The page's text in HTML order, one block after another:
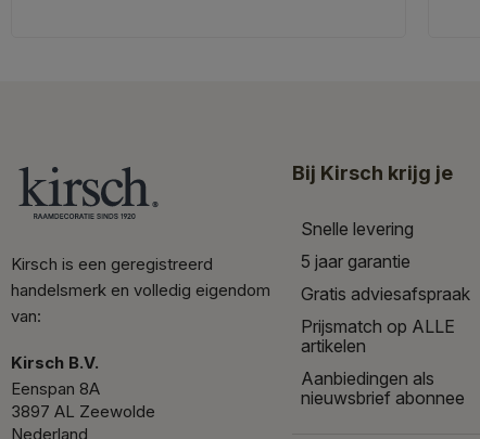
Kirsch is een geregistreerd
handelsmerk en volledig eigendom
van:
Kirsch B.V.
Eenspan 8A
3897 AL Zeewolde
Nederland
Bij Kirsch krijg je
Snelle levering
5 jaar garantie
Gratis adviesafspraak
Prijsmatch op ALLE
artikelen
Aanbiedingen als
nieuwsbrief abonnee